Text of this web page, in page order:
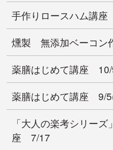
手作りロースハム講
燻製 無添加ベーコン
薬膳はじめて講座 10/
薬膳はじめて講座 9/
「大人の楽考シリー
座 7/17